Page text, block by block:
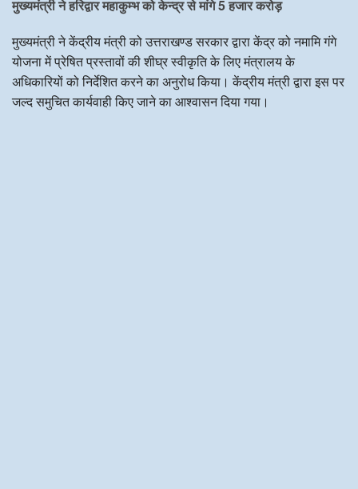
मुख्यमंत्री ने हरिद्वार महाकुम्भ को केन्द्र से मांगे 5 हजार करोड़
मुख्यमंत्री ने केंद्रीय मंत्री को उत्तराखण्ड सरकार द्वारा केंद्र को नमामि गंगे
योजना में प्रेषित प्रस्तावों की शीघ्र स्वीकृति के लिए मंत्रालय के
अधिकारियों को निर्देशित करने का अनुरोध किया। केंद्रीय मंत्री द्वारा इस पर
जल्द समुचित कार्यवाही किए जाने का आश्वासन दिया गया।